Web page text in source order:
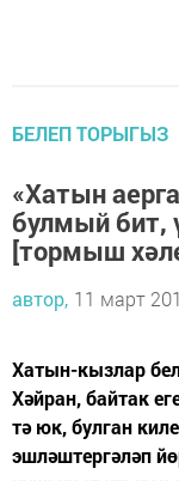
БЕЛЕП ТОРЫГЫЗ
«Хатын
булмый бит,
[тормыш
автор, 11 март
Хатын-кызлар
Хәйран, байтак
тә юк, булган
эшләштергәләп